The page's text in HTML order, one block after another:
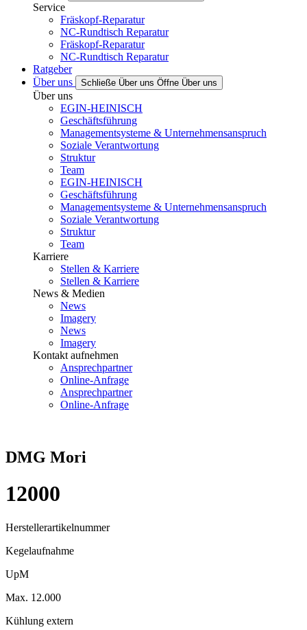
Service
Fräskopf-Reparatur
NC-Rundtisch Reparatur
Fräskopf-Reparatur
NC-Rundtisch Reparatur
Ratgeber
Über uns
Schließe Über uns Öffne Über uns
Über uns
EGIN-HEINISCH
Geschäftsführung
Managementsysteme & Unternehmensanspruch
Soziale Verantwortung
Struktur
Team
EGIN-HEINISCH
Geschäftsführung
Managementsysteme & Unternehmensanspruch
Soziale Verantwortung
Struktur
Team
Karriere
Stellen & Karriere
Stellen & Karriere
News & Medien
News
Imagery
News
Imagery
Kontakt aufnehmen
Ansprechpartner
Online-Anfrage
Ansprechpartner
Online-Anfrage
DMG Mori
12000
Herstellerartikelnummer
Kegelaufnahme
UpM
Max. 12.000
Kühlung extern